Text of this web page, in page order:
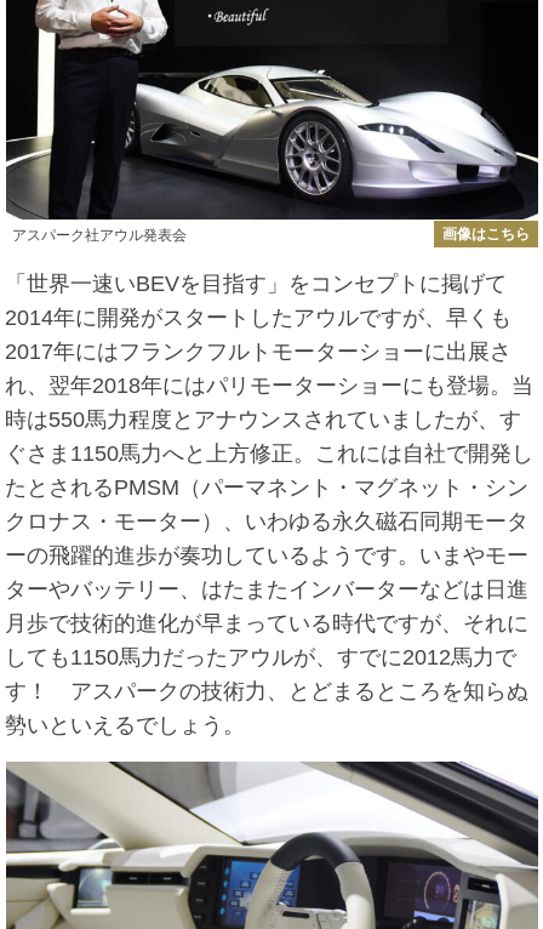
アスパーク社アウル発表会 画像はこちら
「世界一速いBEVを目指す」をコンセプトに掲げて
2014年に開発がスタートしたアウルですが、早くも
2017年にはフランクフルトモーターショーに出展さ
れ、翌年2018年にはパリモーターショーにも登場。当
時は550馬力程度とアナウンスされていましたが、す
ぐさま1150馬力へと上方修正。これには自社で開発し
たとされるPMSM（パーマネント・マグネット・シン
クロナス・モーター）、いわゆる永久磁石同期モータ
ーの飛躍的進歩が奏功しているようです。いまやモー
ターやバッテリー、はたまたインバーターなどは日進
月歩で技術的進化が早まっている時代ですが、それに
しても1150馬力だったアウルが、すでに2012馬力で
す！ アスパークの技術力、とどまるところを知らぬ
勢いといえるでしょう。